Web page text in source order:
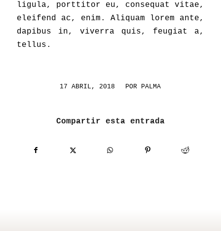
ligula, porttitor eu, consequat vitae,
eleifend ac, enim. Aliquam lorem ante,
dapibus in, viverra quis, feugiat a,
tellus.
17 ABRIL, 2018
/ POR PALMA
Compartir esta entrada